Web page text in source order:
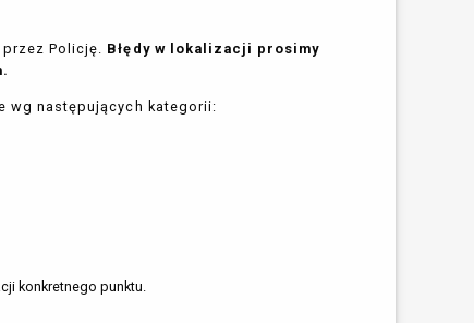
Policję. Błędy w lokalizacji prosimy
wg następujących kategorii:
konkretnego punktu.